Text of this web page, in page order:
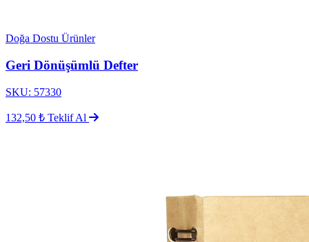
Doğa Dostu Ürünler
Geri Dönüşümlü Defter
SKU: 57330
132,50 ₺ Teklif Al